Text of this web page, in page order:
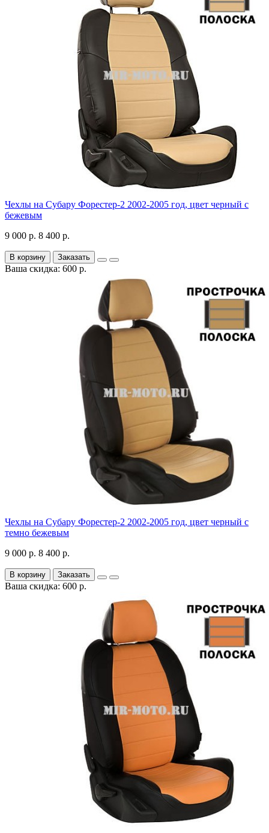
Чехлы на Субару Форестер-2 2002-2005 год, цвет черный с
бежевым
9 000 р. 8 400 р.
В корзину Заказать
Ваша скидка: 600 р.
Чехлы на Субару Форестер-2 2002-2005 год, цвет черный с
темно бежевым
9 000 р. 8 400 р.
В корзину Заказать
Ваша скидка: 600 р.